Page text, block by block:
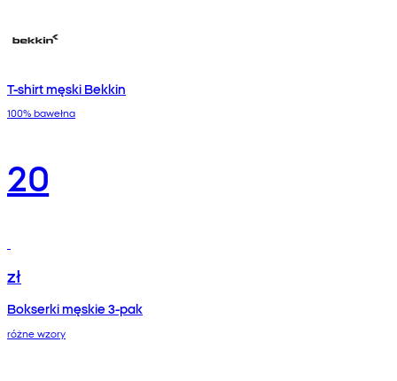
T-shirt męski Bekkin
100% bawełna
20
zł
Bokserki męskie 3-pak
różne wzory